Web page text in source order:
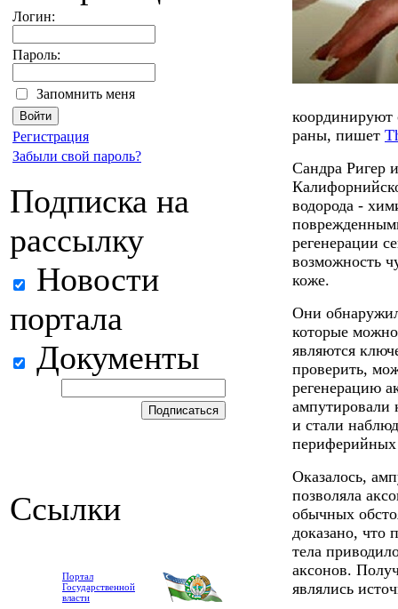
Логин:
Пароль:
Запомнить меня
Регистрация
Забыли свой пароль?
Подписка на
рассылку
Новости
портала
Документы
Ссылки
Портал
Государственной
власти
координируют
раны, пишет
Сандра Ригер
водорода -
регенерации
возможность
коже.
Они
которые
являются
проверить,
регенерацию
ампутировали
и стали
периферийных
Оказалось,
позволяла
обычных
доказано, что
тела
аксонов.
являлись